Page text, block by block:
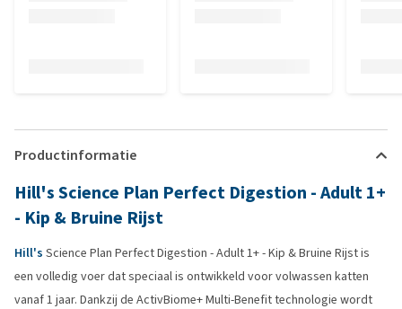
Productinformatie
Hill's Science Plan Perfect Digestion - Adult 1+
- Kip & Bruine Rijst
Hill's Science Plan Perfect Digestion - Adult 1+ - Kip & Bruine Rijst is
een volledig voer dat speciaal is ontwikkeld voor volwassen katten
vanaf 1 jaar. Dankzij de ActivBiome+ Multi-Benefit technologie wordt